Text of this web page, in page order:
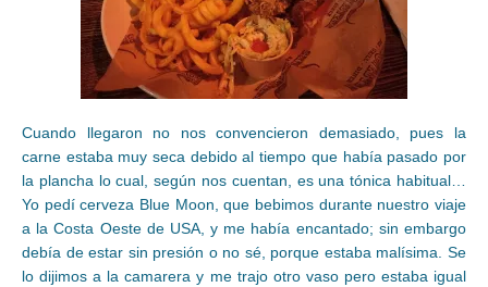
Cuando llegaron no nos convencieron demasiado, pues la
carne estaba muy seca debido al tiempo que había pasado por
la plancha lo cual, según nos cuentan, es una tónica habitual…
Yo pedí cerveza Blue Moon, que bebimos durante nuestro viaje
a la Costa Oeste de USA, y me había encantado; sin embargo
debía de estar sin presión o no sé, porque estaba malísima. Se
lo dijimos a la camarera y me trajo otro vaso pero estaba igual